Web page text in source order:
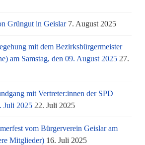
Grüngut in Geislar 7. August 2025
mit dem Bezirksbürgermeister
am Samstag, den 09. August 2025 27.
mit Vertreter:innen der SPD
Juli 2025 22. Juli 2025
vom Bürgerverein Geislar am
Mitglieder) 16. Juli 2025